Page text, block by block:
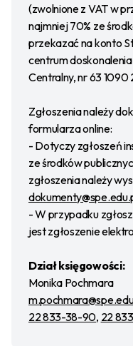
(zwolnione z VAT w
najmniej 70% ze
przekazać na konto
centrum
Centralny, nr 63
Zgłoszenia należy
formularza online:
- Dotyczy zgłoszeń
ze środków
zgłoszenia należy
- W przypadku
jest zgłoszenie
Dział księgowości:
Monika Pochmara
22 833-38-90, 22